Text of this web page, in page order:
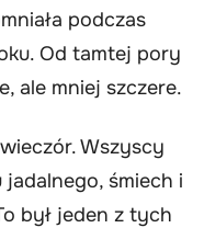
podczas
Od tamtej pory
ale mniej szczere.
Wszyscy
jadalnego, śmiech i
był jeden z tych